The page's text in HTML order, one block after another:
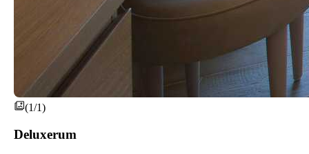
(1/1)
Deluxerum